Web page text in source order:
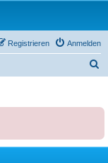
Anmelden
Registrieren